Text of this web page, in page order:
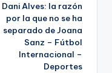
Dani Alves: la razón
por la que no se ha
separado de Joana
Sanz – Fútbol
Internacional –
Deportes